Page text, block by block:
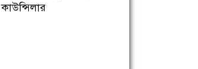
কাউন্সিলার